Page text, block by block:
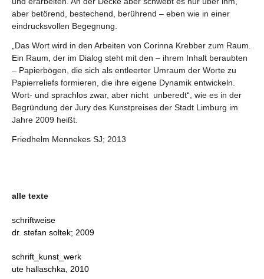
aber betörend, bestechend, berührend – eben wie in einer
eindrucksvollen Begegnung.
„Das Wort wird in den Arbeiten von Corinna Krebber zum Raum.
Ein Raum, der im Dialog steht mit den – ihrem Inhalt beraubten
– Papierbögen, die sich als entleerter Umraum der Worte zu
Papierreliefs formieren, die ihre eigene Dynamik entwickeln.
Wort- und sprachlos zwar, aber nicht unberedt“, wie es in der
Begründung der Jury des Kunstpreises der Stadt Limburg im
Jahre 2009 heißt.
Friedhelm Mennekes SJ; 2013
alle texte
schriftweise
dr. stefan soltek; 2009
schrift_kunst_werk
ute hallaschka, 2010